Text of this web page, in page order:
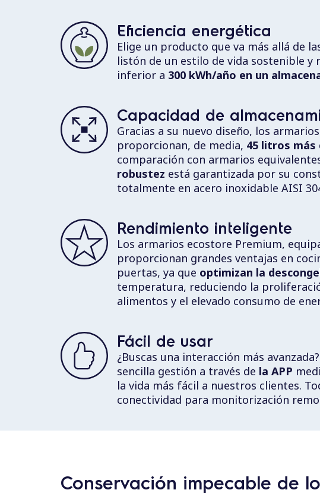
Eficiencia energética
Elige un producto que va más allá de
listón de un estilo de vida sostenible y
inferior a 300 kWh/año en un
Capacidad de
Gracias a su nuevo diseño, los
proporcionan, de media, 45 litros más
comparación con armarios
robustez está garantizada por su
totalmente en acero inoxidable AISI
Rendimiento inteligente
Los armarios ecostore Premium,
proporcionan grandes ventajas en
puertas, ya que optimizan la
temperatura, reduciendo la
alimentos y el elevado consumo de
Fácil de usar
¿Buscas una interacción más
sencilla gestión a través de la APP
la vida más fácil a nuestros clientes.
conectividad para monitorización
Conservación impecable de